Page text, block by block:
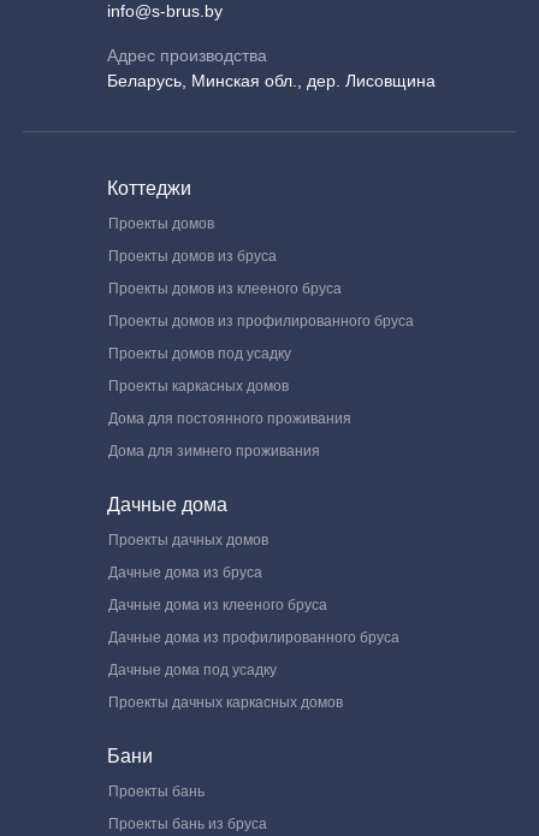
info@s-brus.by
Адрес производства
Беларусь, Минская обл., дер. Лисовщина
Коттеджи
Проекты домов
Проекты домов из бруса
Проекты домов из клееного бруса
Проекты домов из профилированного бруса
Проекты домов под усадку
Проекты каркасных домов
Дома для постоянного проживания
Дома для зимнего проживания
Дачные дома
Проекты дачных домов
Дачные дома из бруса
Дачные дома из клееного бруса
Дачные дома из профилированного бруса
Дачные дома под усадку
Проекты дачных каркасных домов
Бани
Проекты бань
Проекты бань из бруса